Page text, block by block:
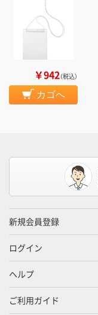
￥942（税込）
カゴへ
新規会員登録
ログイン
ヘルプ
ご利用ガイド